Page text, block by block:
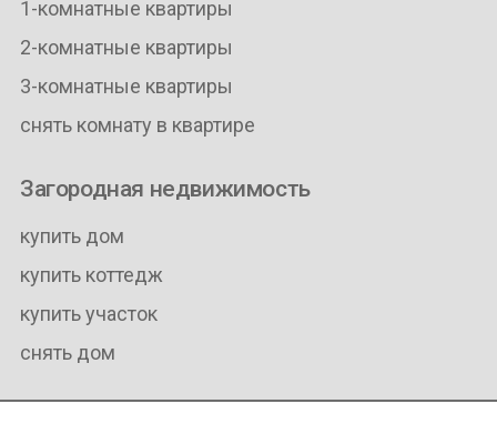
1-комнатные квартиры
2-комнатные квартиры
3-комнатные квартиры
снять комнату в квартире
Загородная недвижимость
купить дом
купить коттедж
купить участок
снять дом